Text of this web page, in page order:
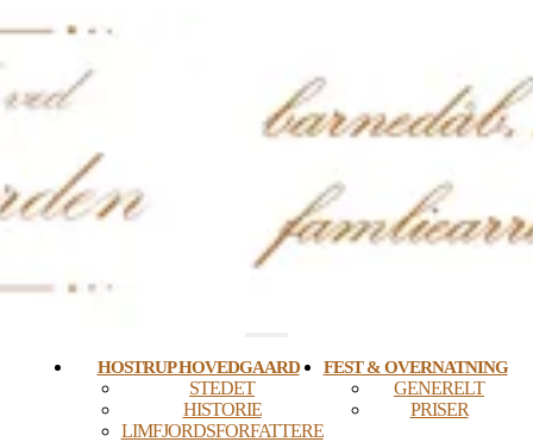
to
HOSTRUP HOVEDGAARD
STEDET
HISTORIE
LIMFJORDSFORFATTERE
FEST & OVERNATNING
GENERELT
PRISER